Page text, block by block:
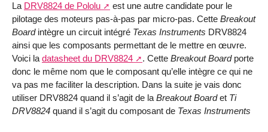
La DRV8824 de Pololu
est une autre candidate pour le
pilotage des moteurs pas-à-pas par micro-pas. Cette Breakout
Boardintègre un circuit intégré Texas Instruments DRV8824
ainsi que les composants permettant de le mettre en œuvre.
Voici la datasheet du DRV8824 . Cette Breakout Boardporte
donc le même nom que le composant qu’elle intègre ce qui ne
va pas me faciliter la description. Dans la suite je vais donc
utiliser DRV8824 quand il s’agit de la Breakout Boardet Ti
DRV8824 quand il s’agit du composant de Texas Instruments